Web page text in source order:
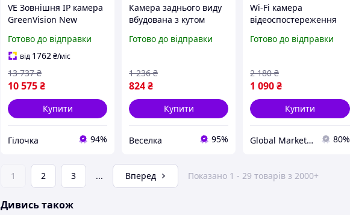
VE Зовнішня IP камера
GreenVision New
інфрачервоним
підсвічуванням для
відеоспостереженн
N6W_VER
Готово до відправки
від 1762₴/міс
10 575₴
13 737 ₴
Купити
Гілочка 94%
Камера заднього виду
вбудована з кутом
інфрачервоною
безпечного
паркування. SPICY
Готово до відправки
824₴
1 236 ₴
Купити
Веселка 95%
Wi-Fi камера
відеоспостереження
26 HD 1080P 2MP з
підсвіткою й
мікрофоном
Готово до відправки
1 090₴
2 180 ₴
Купити
Global Market UA 80%
1 2 3 ... Вперед Показано 1 - 29 товарів з 2000+
Дивись також